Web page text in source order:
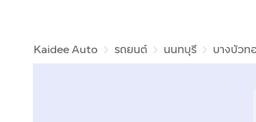
Kaidee Auto รถยนต์ นนทบุรี บางบัวท